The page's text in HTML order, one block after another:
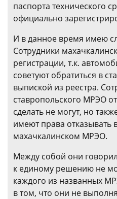
паспорта технического
официально
И в данное время имею
Сотрудники
регистрации, т.к.
советуют обратиться в
выпиской из реестра.
ставропольского МРЭО
сделать не могут, но
имеют права отказывать
махачкалинском МРЭО.
Между собой они
к единому решению не
каждого из названных
в том, что они не